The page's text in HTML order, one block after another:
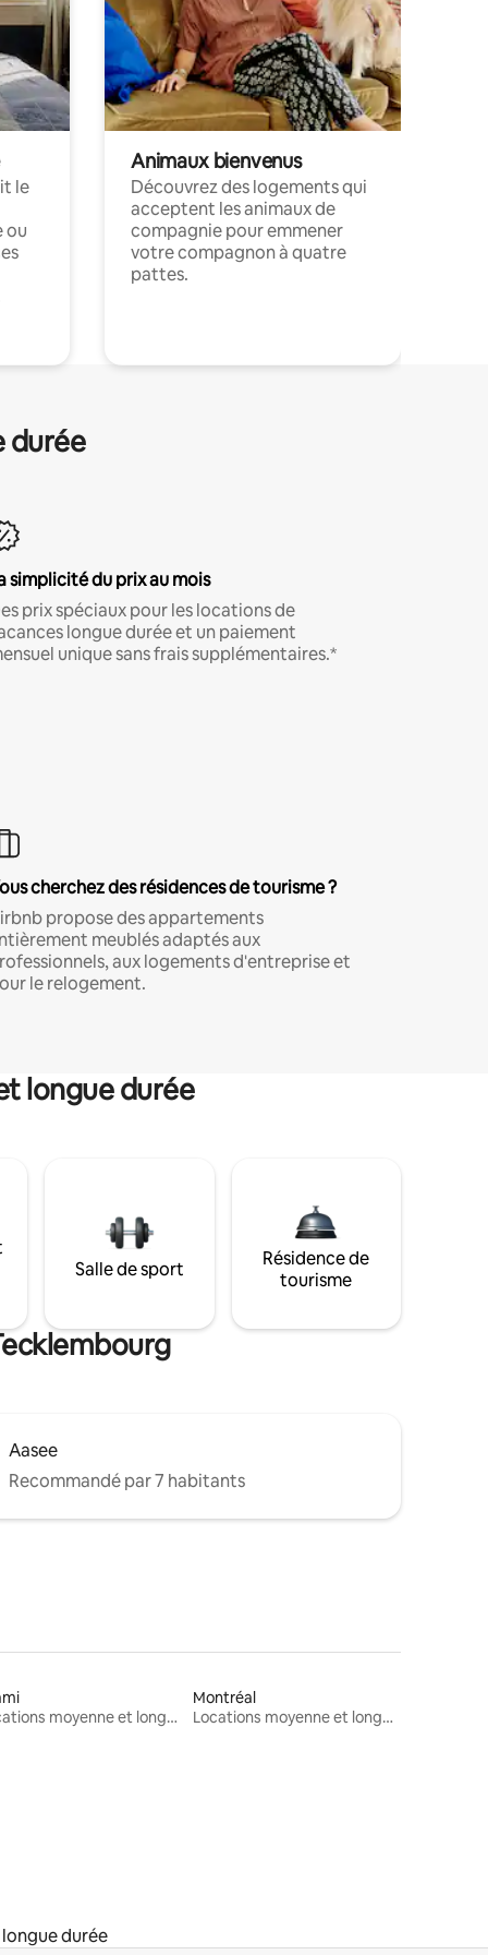
le
ou
Animaux bienvenus
Découvrez des logements qui
acceptent les animaux de
compagnie pour emmener
votre compagnon à quatre
pattes.
durée
simplicité du prix au mois
prix spéciaux pour les locations de
longue durée et un paiement
unique sans frais supplémentaires.*
cherchez des résidences de tourisme ?
propose des appartements
meublés adaptés aux
aux logements d'entreprise et
le relogement.
longue durée
Salle de sport
Résidence de
tourisme
Aasee
Recommandé par 7 habitants
Locations moyenne et longue durée
Montréal
Locations moyenne et longue durée
durée